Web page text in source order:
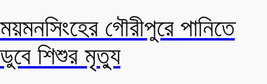
ময়মনসিংহের গৌরীপুরে পানিতে
ডুবে শিশুর মৃত্যু